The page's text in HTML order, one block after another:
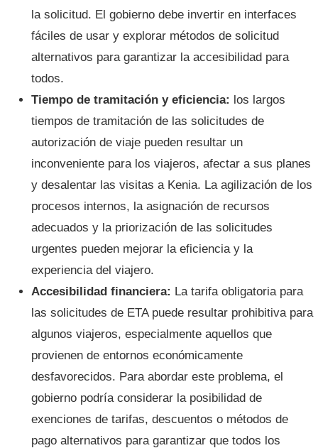
la solicitud. El gobierno debe invertir en interfaces
fáciles de usar y explorar métodos de solicitud
alternativos para garantizar la accesibilidad para
todos.
Tiempo de tramitación y eficiencia: los largos
tiempos de tramitación de las solicitudes de
autorización de viaje pueden resultar un
inconveniente para los viajeros, afectar a sus planes
y desalentar las visitas a Kenia. La agilización de los
procesos internos, la asignación de recursos
adecuados y la priorización de las solicitudes
urgentes pueden mejorar la eficiencia y la
experiencia del viajero.
Accesibilidad financiera: La tarifa obligatoria para
las solicitudes de ETA puede resultar prohibitiva para
algunos viajeros, especialmente aquellos que
provienen de entornos económicamente
desfavorecidos. Para abordar este problema, el
gobierno podría considerar la posibilidad de
exenciones de tarifas, descuentos o métodos de
pago alternativos para garantizar que todos los